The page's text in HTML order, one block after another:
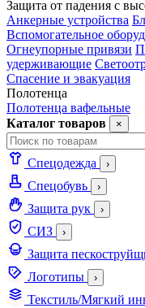
Защита от падения с
Анкерные устройства
Вспомогательное
Огнеупорные привязи
удерживающие
Спасение и эвакуация
Полотенца
Полотенца вафельные
Каталог товаров
×
Спецодежда ›
Спецобувь ›
Защита рук ›
СИЗ ›
Защита
Логотипы ›
Текстиль/Мягкий